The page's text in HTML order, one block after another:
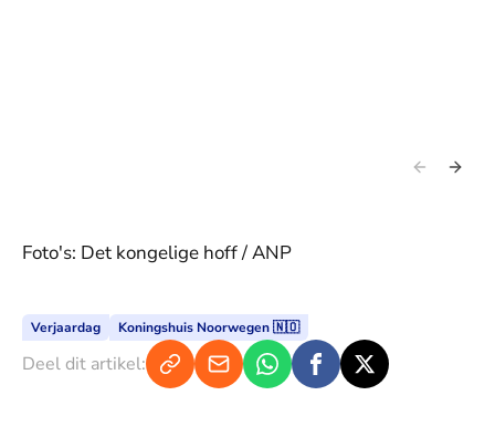
Foto's: Det kongelige hoff / ANP
Verjaardag Koningshuis Noorwegen 🇳🇴
Deel dit artikel: